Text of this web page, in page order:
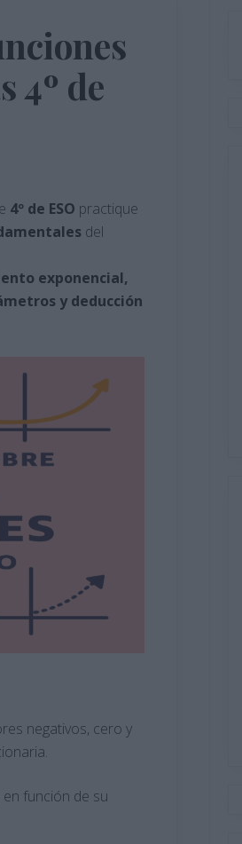
4º de
4º de ESO practique
del
exponencial,
y deducción
negativos, cero y
en función de su